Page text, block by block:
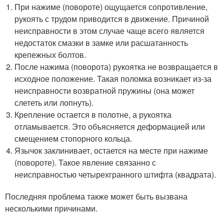
При нажиме (повороте) ощущается сопротивление,
рукоять с трудом приводится в движение. Причиной
неисправности в этом случае чаще всего является
недостаток смазки в замке или расшатанность
крепежных болтов.
После нажима (поворота) рукоятка не возвращается в
исходное положение. Такая поломка возникает из-за
неисправности возвратной пружины (она может
слететь или лопнуть).
Крепление остается в полотне, а рукоятка
отламывается. Это объясняется деформацией или
смещением стопорного кольца.
Язычок заклинивает, остается на месте при нажиме
(повороте). Такое явление связанно с
неисправностью четырехгранного штифта (квадрата).
Последняя проблема также может быть вызвана
несколькими причинами.